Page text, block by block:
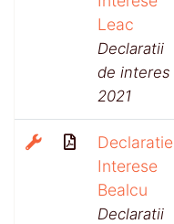
Leac
Declaratii
de interes
2021
Declaratie
Interese
Bealcu
Declaratii